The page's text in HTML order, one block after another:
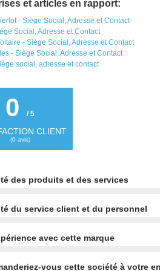
et articles en rapport:
- Siège Social, Adresse et Contact
Social, Adresse et Contact
- Siège Social, Adresse et Contact
- Siège Social, Adresse et Contact
social, adresse et contact
0 / 5
CLIENT
(0avis)
des produits et des services
du service client et du personnel
avec cette marque
vous cette société à votre